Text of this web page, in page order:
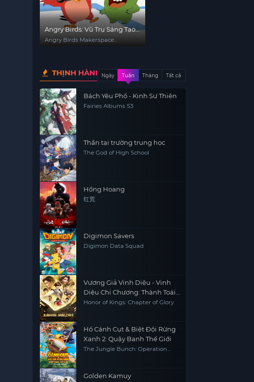
Angry Birds: Vũ Trụ Sáng Tạo
(Phần 2)
Angry Birds Makerspace
THỊNH HÀNHNgày Tuần Tháng Tất cả
Bách Yêu Phổ - Kinh Sư Thiên
Fairies Albums S3
Thần tại trường trung học
The God of High School
Hồng Hoang
红荒
Digimon Savers
Digimon Data Squad
Vương Giả Vinh Diệu - Vinh
Diệu Chi Chương: Thành Toái
Nguyệt
Honor of Kings: Chapter of Glory
Hổ Cánh Cụt & Biệt Đội Rừng
Xanh 2: Quậy Banh Thế Giới
The Jungle Bunch: Operation
Golden Kamuy